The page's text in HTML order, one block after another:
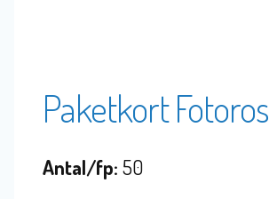
Paketkort Fotoros
Antal/fp: 50